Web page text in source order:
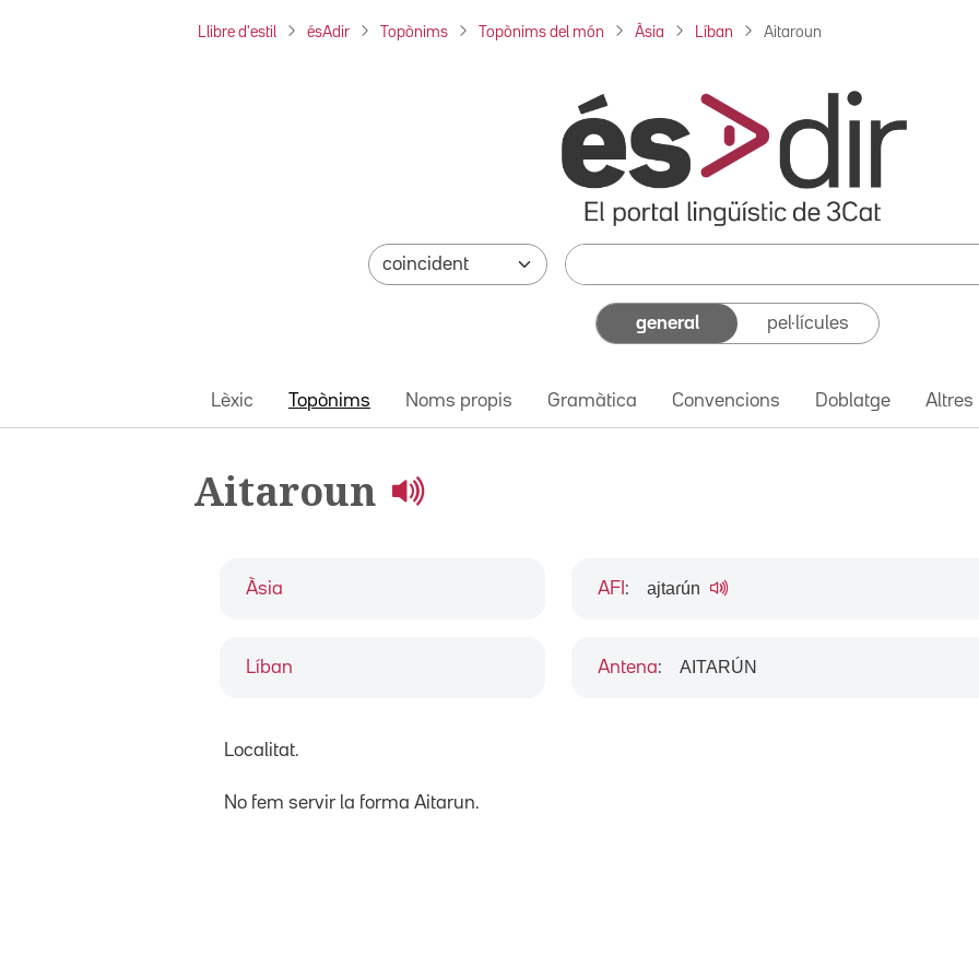
Llibre d'estil ésAdir Topònims Topònims del món Àsia Líban Aitaroun
general pel·lícules
Lèxic Topònims Noms propis Gramàtica Convencions Doblatge Altres
Aitaroun
Àsia
Líban
AFI : ajtaɾún
Antena: AITARÚN
Localitat.
No fem servir la forma Aitarun.